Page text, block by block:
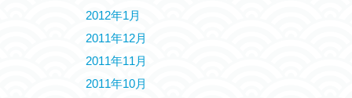
2012年1月
2011年12月
2011年11月
2011年10月